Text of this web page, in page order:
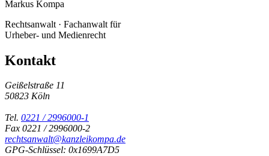
Markus Kompa
Rechtsanwalt · Fachanwalt für
Urheber- und Medienrecht
Kontakt
Geißelstraße 11
50823 Köln
Tel. 0221 / 2996000-1
Fax 0221 / 2996000-2
rechtsanwalt@kanzleikompa.de
GPG-Schlüssel: 0x1699A7D5